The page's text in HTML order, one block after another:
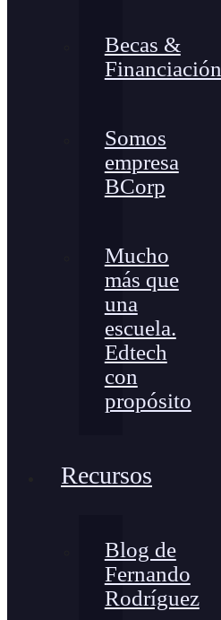
Becas &
Financiación
Somos
empresa
BCorp
Mucho
más que
una
escuela.
Edtech
con
propósito
Recursos
Blog de
Fernando
Rodríguez